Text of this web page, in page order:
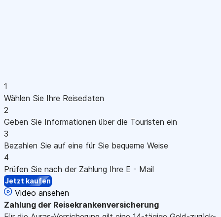
1
Wählen Sie Ihre Reisedaten
2
Geben Sie Informationen über die Touristen ein
3
Bezahlen Sie auf eine für Sie bequeme Weise
4
Prüfen Sie nach der Zahlung Ihre E - Mail
Jetzt kaufen
Video ansehen
Zahlung der Reisekrankenversicherung